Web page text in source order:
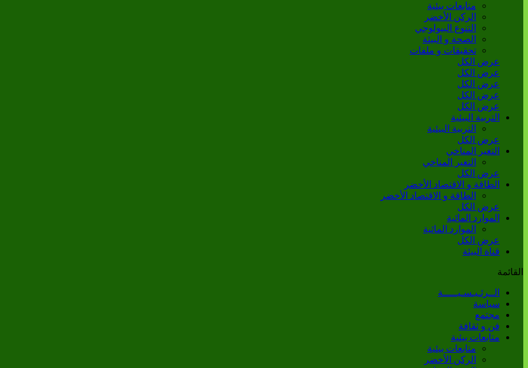
متابعات بيئية
الركن الأخضر
التنوع البيولوجي
الصحة و البيئة
تحقيقات و ملفات
عرض الكل
عرض الكل
عرض الكل
عرض الكل
عرض الكل
التربية البيئية
التربية البيئية
عرض الكل
التغير المناخي
التغير المناخي
عرض الكل
الطاقة و الاقتصاد الأخضر
الطاقة و الاقتصاد الأخضر
عرض الكل
الموارد المائية
الموارد المائية
عرض الكل
قناة البيئة
القائمة
الــرئـيـسـيـــــة
سياسة
مجتمع
فن و ثقافة
متابعات بيئية
متابعات بيئية
الركن الأخضر